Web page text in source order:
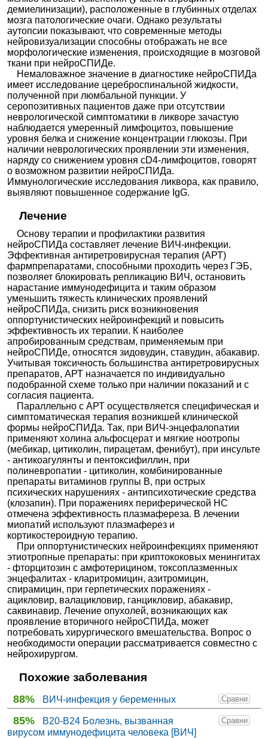
демиелинизации), расположенные в глубинных отделах
мозга патологические очаги. Однако результаты
аутопсии показывают, что современные методы
нейровизуализации способны отображать не все
морфологические изменения, происходящие в мозговой
ткани при нейроСПИДе.
Немаловажное значение в диагностике нейроСПИДа
имеет исследование цереброспинальной жидкости,
полученной при люмбальной пункции. У
серопозитивных пациентов даже при отсутствии
неврологической симптоматики в ликворе зачастую
наблюдается умеренный лимфоцитоз, повышение
уровня белка и снижение концентрации глюкозы. При
наличии неврологических проявлении эти изменения,
наряду со снижением уровня сD4-лимфоцитов, говорят
о возможном развитии нейроСПИДа.
Иммунологические исследования ликвора, как правило,
выявляют повышенное содержание IgG.
Лечение
Основу терапии и профилактики развития
нейроСПИДа составляет лечение ВИЧ-инфекции.
Эффективная антиретровирусная терапия (АРТ)
фармпрепаратами, способными проходить через ГЭБ,
позволяет блокировать репликацию ВИЧ, остановить
нарастание иммунодефицита и таким образом
уменьшить тяжесть клинических проявлений
нейроСПИДа, снизить риск возникновения
оппортунистических нейроинфекций и повысить
эффективность их терапии. К наиболее
апробированным средствам, применяемым при
нейроСПИДе, относятся зидовудин, ставудин, абакавир.
Учитывая токсичность большинства антиретровирусных
препаратов, АРТ назначается по индивидуально
подобранной схеме только при наличии показаний и с
согласия пациента.
Параллельно с АРТ осуществляется специфическая и
симптоматическая терапия возникшей клинической
формы нейроСПИДа. Так, при ВИЧ-энцефалопатии
применяют холина альфосцерат и мягкие ноотропы
(мебикар, цитиколин, пирацетам, фенибут), при инсульте
- антикоагулянты и пентоксифиллин, при
полиневропатии - цитиколин, комбинированные
препараты витаминов группы В, при острых
психических нарушениях - антипсихотические средства
(клозапин). При поражениях периферической НС
отмечена эффективность плазмафереза. В лечении
миопатий используют плазмаферез и
кортикостероидную терапию.
При оппортунистических нейроинфекциях применяют
этиотропные препараты: при криптококовых менингитах
- фторцитозин с амфотерицином, токсоплазменных
энцефалитах - кларитромицин, азитромицин,
спирамицин, при герпетических поражениях -
ацикловир, валацикловир, ганцикловир, абакавир,
саквинавир. Лечение опухолей, возникающих как
проявление вторичного нейроСПИДа, может
потребовать хирургического вмешательства. Вопрос о
необходимости операции рассматривается совместно с
нейрохирургом.
Похожие заболевания
88% Сравни
ВИЧ-инфекция у беременных
85% Сравни
B20-B24 Болезнь, вызванная
вирусом иммунодефицита человека [ВИЧ]